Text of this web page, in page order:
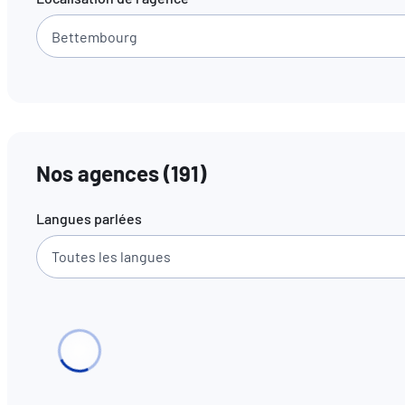
Nos agences(191)
Langues parlées
Toutes les langues